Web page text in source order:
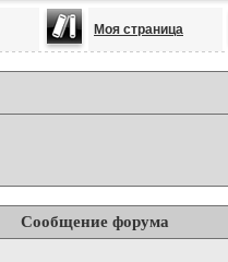
Моя страница
Сообщение форума